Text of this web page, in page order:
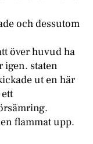
och dessutom
över huvud ha
igen. staten
ut en här
flammat upp.